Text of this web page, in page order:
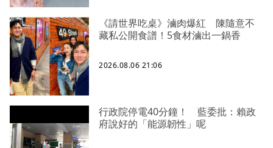
《請世界吃桌》滷肉爆紅 陳隨意不
藏私公開食譜！5食材滷出一鍋香
2026.08.06 21:06
行政院停電40分鐘！ 藍委批：賴政
府說好的「能源韌性」呢